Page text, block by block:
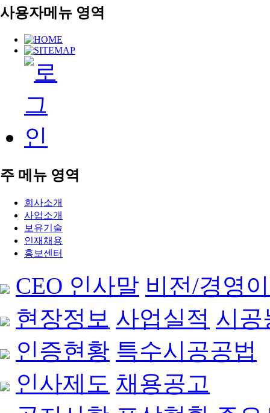
사용자메뉴 영역
주 메뉴 영역
회사소개
사업소개
보유기술
인재채용
홍보센터
CEO 인사말 비전/경영
현장정보 사업실적 시공
인증현황 특수시공공법
인사제도 채용공고